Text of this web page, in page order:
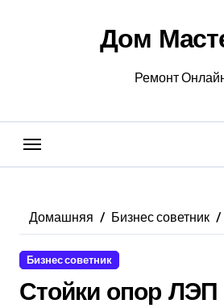
Дом
Ремонт
Домашняя Бизнес советник
Бизнес советник
Стойки опор ЛЭП